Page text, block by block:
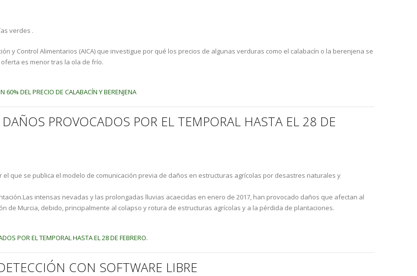
verdes .
y Control Alimentarios (AICA) que investigue por qué los precios de algunas verduras como el calabacín o la berenjena se
es menor tras la ola de frío.
DEL PRECIO DE CALABACÍN Y BERENJENA
PROVOCADOS POR EL TEMPORAL HASTA EL 28 DE
el que se publica el modelo de comunicación previa de daños en estructuras agrícolas por desastres naturales y
intensas nevadas y las prolongadas lluvias acaecidas en enero de 2017, han provocado daños que afectan al
de Murcia, debido, principalmente al colapso y rotura de estructuras agrícolas y a la pérdida de plantaciones.
POR EL TEMPORAL HASTA EL 28 DE FEBRERO.
CON SOFTWARE LIBRE